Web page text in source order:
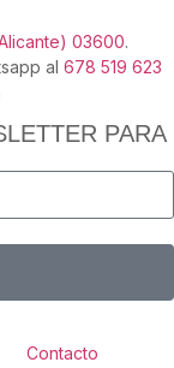
03600.
al 678 519 623
PARA
Contacto